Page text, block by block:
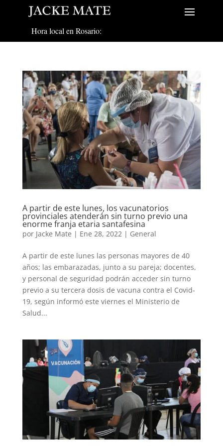
Hora local en Rosario:
A partir de este lunes, los vacunatorios
provinciales atenderán sin turno previo una
enorme franja etaria santafesina
por Jacke Mate | Ene 28, 2022| General
A partir de este lunes las personas mayores de 40
años; las embarazadas, junto a su pareja; docentes,
y personal de seguridad podrán acceder sin turno
previo a su tercera dosis de vacuna contra el Covid-
19, según informó este viernes el Ministerio de
Salud...